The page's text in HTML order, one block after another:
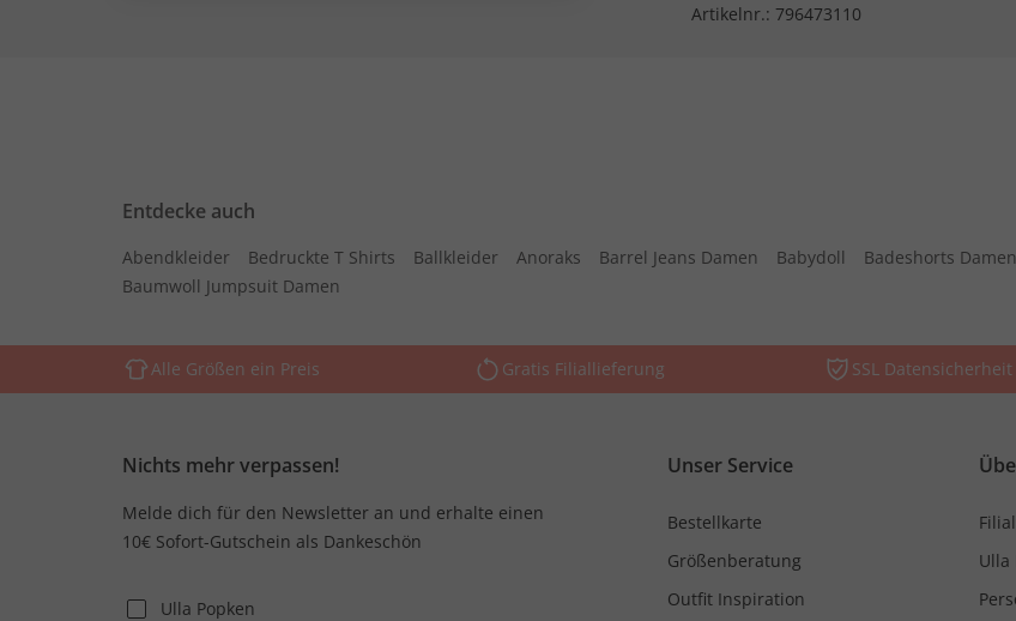
Artikelnr.: 796473110
Entdecke auch
Abendkleider Bedruckte T Shirts Ballkleider Anoraks Barrel Jeans Damen Babydoll Badeshorts Damen
Baumwoll Jumpsuit Damen
Alle Größen ein Preis Gratis Filiallieferung SSL Datensicherheit
Nichts mehr verpassen!
Melde dich für den Newsletter an und erhalte einen
10€ Sofort-Gutschein als Dankeschön
Ulla Popken
Unser Service
Bestellkarte
Größenberatung
Outfit Inspiration
Ulla